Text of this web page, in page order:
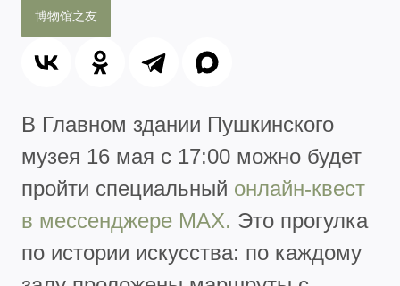
博物馆之友
В Главном здании Пушкинского
музея 16 мая с 17:00 можно будет
пройти специальный онлайн-квест
в мессенджере MAX. Это прогулка
по истории искусства: по каждому